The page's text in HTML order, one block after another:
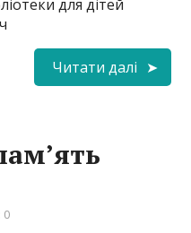
для дітей
Читати далі
0